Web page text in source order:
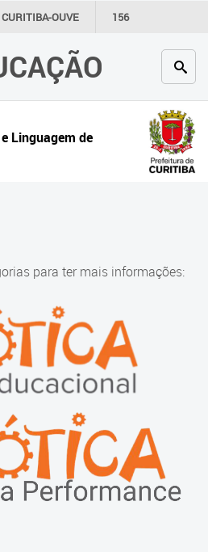
CURITIBA-OUVE 156
INFORMAÇÃO SECRETARIAS
×
de
Linguagem de
para ter mais informações: